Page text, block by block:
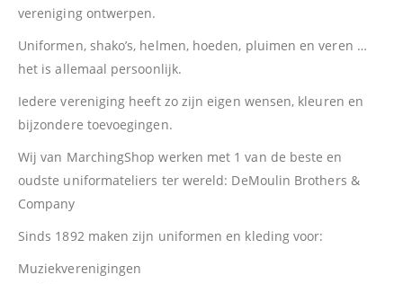
vereniging ontwerpen.
Uniformen, shako’s, helmen, hoeden, pluimen en veren …
het is allemaal persoonlijk.
Iedere vereniging heeft zo zijn eigen wensen, kleuren en
bijzondere toevoegingen.
Wij van MarchingShop werken met 1 van de beste en
oudste uniformateliers ter wereld: DeMoulin Brothers &
Company
Sinds 1892 maken zijn uniformen en kleding voor:
Muziekverenigingen